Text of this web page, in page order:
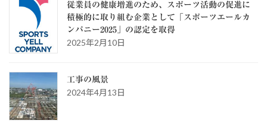
従業員の健康増進のため、スポーツ活動の促進に
積極的に取り組む企業として「スポーツエールカ
ンパニー2025」の認定を取得
2025年2月10日
工事の風景
2024年4月13日